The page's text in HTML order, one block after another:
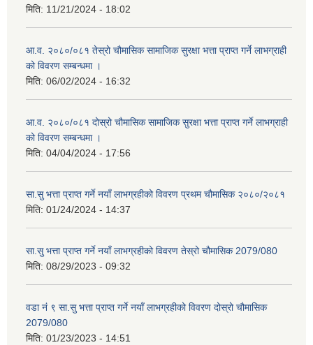
मिति: 11/21/2024 - 18:02
आ.व. २०८०/०८१ तेस्रो चौमासिक सामाजिक सुरक्षा भत्ता प्राप्त गर्ने लाभग्राही
को विवरण सम्बन्धमा ।
मिति: 06/02/2024 - 16:32
आ.व. २०८०/०८१ दोस्रो चौमासिक सामाजिक सुरक्षा भत्ता प्राप्त गर्ने लाभग्राही
को विवरण सम्बन्धमा ।
मिति: 04/04/2024 - 17:56
सा.सु भत्ता प्राप्त गर्ने नयाँ लाभग्रहीको विवरण प्रथम चौमासिक २०८०/२०८१
मिति: 01/24/2024 - 14:37
सा.सु भत्ता प्राप्त गर्ने नयाँ लाभग्रहीको विवरण तेस्रो चौमासिक 2079/080
मिति: 08/29/2023 - 09:32
वडा नं ९ सा.सु भत्ता प्राप्त गर्ने नयाँ लाभग्रहीको विवरण दोस्रो चौमासिक
2079/080
मिति: 01/23/2023 - 14:51